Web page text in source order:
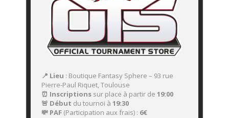
📍 Lieu : Boutique Fantasy Sphere – 93 rue
Pierre-Paul Riquet, Toulouse
⏰ Inscriptions sur place à partir de 19:00
🚨 Début du tournoi à 19:30
💸 PAF (Participation aux frais) : 6€